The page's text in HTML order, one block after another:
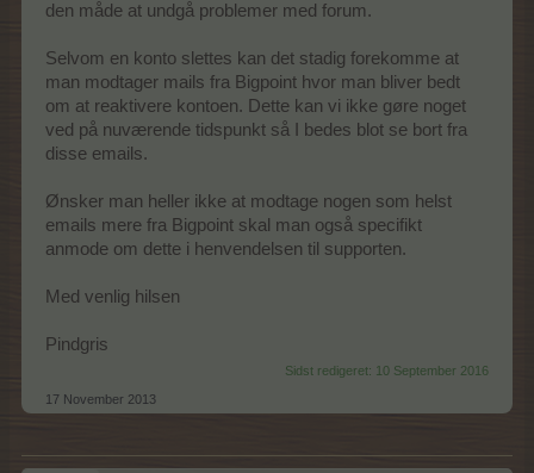
den måde at undgå problemer med forum.
Selvom en konto slettes kan det stadig forekomme at
man modtager mails fra Bigpoint hvor man bliver bedt
om at reaktivere kontoen. Dette kan vi ikke gøre noget
ved på nuværende tidspunkt så I bedes blot se bort fra
disse emails.
Ønsker man heller ikke at modtage nogen som helst
emails mere fra Bigpoint skal man også specifikt
anmode om dette i henvendelsen til supporten.
Med venlig hilsen
Pindgris
Sidst redigeret: 10 September 2016
17 November 2013